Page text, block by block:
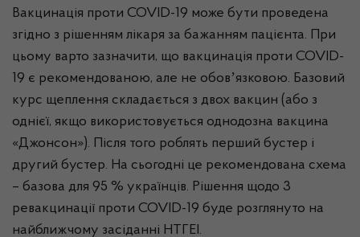
Вакцинація проти COVID-19 може бути проведена
згідно з рішенням лікаря за бажанням пацієнта. При
цьому варто зазначити, що вакцинація проти COVID-
19 є рекомендованою, але не обовʼязковою. Базовий
курс щеплення складається з двох вакцин (або з
однієї, якщо використовується однодозна вакцина
«Джонсон»). Після того роблять перший бустер і
другий бустер. На сьогодні це рекомендована схема
– базова для 95 % українців. Рішення щодо 3
ревакцинації проти COVID-19 буде розглянуто на
найближчому засіданні НТГЕІ.